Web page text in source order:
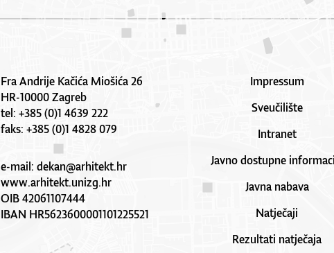
Fra Andrije Kačića Miošića 26
HR-10000 Zagreb
tel: +385 (0)1 4639 222
faks: +385 (0)1 4828 079
e-mail:dekan@arhitekt.hr
www.arhitekt.unizg.hr
OIB 42061107444
IBAN HR5623600001101225521
Impressum
Sveučilište
Intranet
Javno dostupne
Javna nabava
Natječaji
Rezultati natječaja